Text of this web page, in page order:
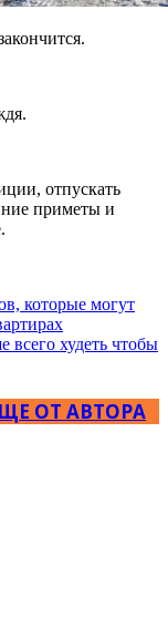
отпускать
приметы и
которые могут
всего худеть чтобы
ОТ АВТОРА